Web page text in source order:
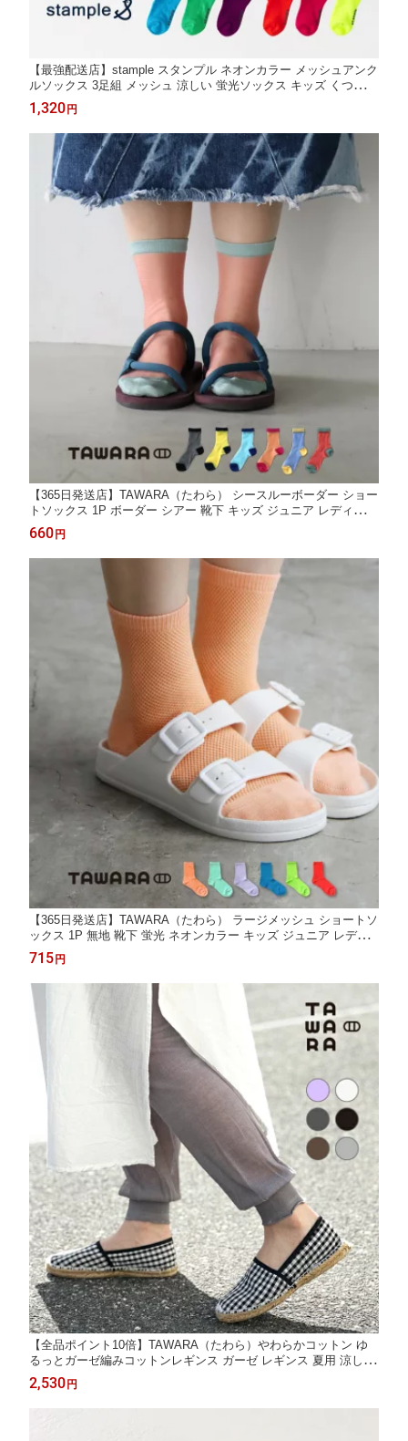
【最強配送店】stample スタンプル ネオンカラー メッシュアンク
ルソックス 3足組 メッシュ 涼しい 蛍光ソックス キッズ くつ下
可愛い 履きやすい 靴下 滑り止め カラフル 春 夏
1,320 円
【365日発送店】TAWARA（たわら） シースルーボーダー ショー
トソックス 1P ボーダー シアー 靴下 キッズ ジュニア レディース
ショート クルー ソックス 履きやすい 靴下 くつした ソックス レ
ディース 2026 春 夏 t31159 22.5cm 23.0cm 23.5cm 24.0cm 24.5c
m
660 円
【365日発送店】TAWARA（たわら） ラージメッシュ ショートソ
ックス 1P 無地 靴下 蛍光 ネオンカラー キッズ ジュニア レディ
ース クルーソックス 履きやすい 靴下 くつした ソックス レディ
ース 2026 春 夏 t31145 22.5cm 23.0cm 23.5cm 24.0cm 24.5cm
715 円
【全品ポイント10倍】TAWARA（たわら）やわらかコットン ゆ
るっとガーゼ編みコットンレギンス ガーゼ レギンス 夏用 涼しい
レディース シンプル ナチュラル かわいい 無地 履きやすい 通気
性 綿 レッグウェア ふわふわ 冷え対策 シースルー ゆったり 春 夏
t61107 t61221
2,530 円